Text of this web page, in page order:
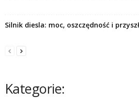
Silnik diesla: moc, oszczędność i
Kategorie: